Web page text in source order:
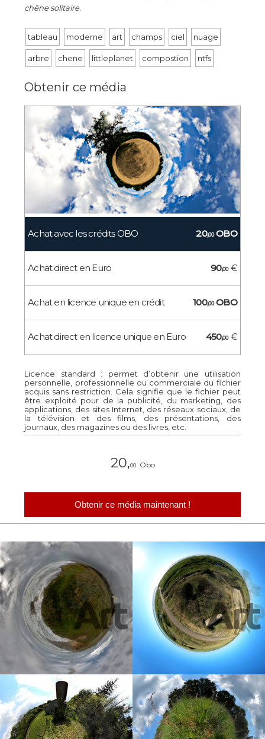
chêne solitaire.
tableau moderne art champs ciel nuage
arbre chene littleplanet compostion ntfs
Obtenir ce média
Achat avec les crédits OBO 20,00OBO
Achat direct en Euro 90,00€
Achat en licence unique en crédit 100,00OBO
Achat direct en licence unique en Euro 450,00€
Licence standard : permet d’obtenir une utilisation
personnelle, professionnelle ou commerciale du fichier
acquis sans restriction. Cela signifie que le fichier peut
être exploité pour de la publicité, du marketing, des
applications, des sites Internet, des réseaux sociaux, de
la télévision et des films, des présentations, des
journaux, des magazines ou des livres, etc.
20,00 Obo